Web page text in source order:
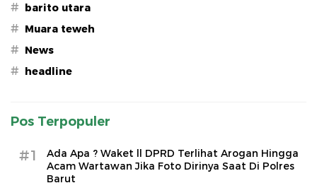
# barito utara
# Muara teweh
# News
# headline
Pos Terpopuler
#1
Ada Apa ? Waket ll DPRD Terlihat Arogan Hingga
Acam Wartawan Jika Foto Dirinya Saat Di Polres
Barut